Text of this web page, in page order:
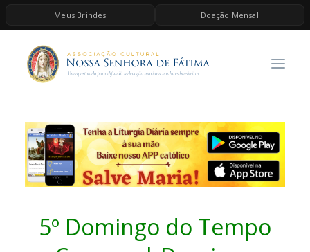
Meus Brindes Doação Mensal
HOME
A ASSOCIAÇÃO
ESPIRITUALIDADE
AS MELHORES MÚSICAS CATÓLICAS
BRINDES
5º Domingo do Tempo